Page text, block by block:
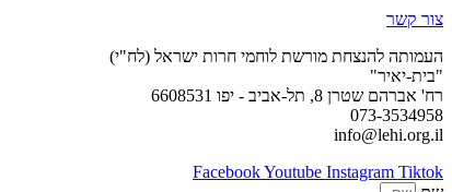
צור קשר
העמותה להנצחת מורשת לוחמי חרות ישראל (לח"י)
"בית-יאיר"
רח' אברהם שטרן 8, תל-אביב - יפו 6608531
073-3534958
info@lehi.org.il
FacebookYoutube Instagram Tiktok